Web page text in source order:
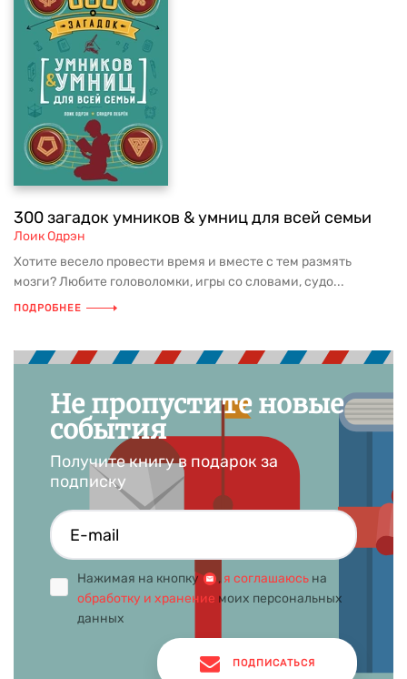
300 загадок умников & умниц для всей семьи
Лоик Одрэн
Хотите весело провести время и вместе с тем размять
мозги? Любите головоломки, игры со словами, судо...
ПОДРОБНЕЕ
Не пропустите новые
события
Получите книгу в подарок за
подписку
Нажимая на кнопку , я соглашаюсь на
обработку и хранение моих персональных
данных
ПОДПИСАТЬСЯ